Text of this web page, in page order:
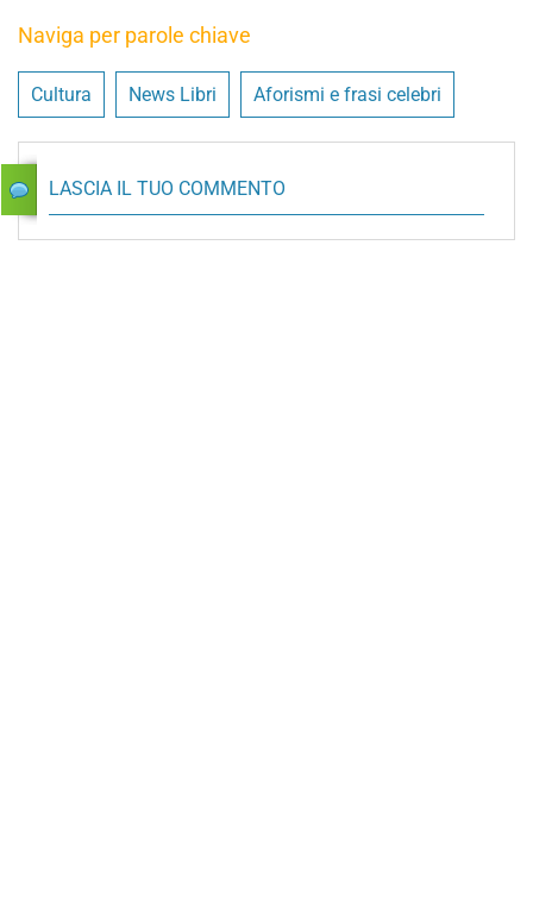
Naviga per parole chiave
Cultura News Libri Aforismi e frasi celebri
LASCIA IL TUO COMMENTO